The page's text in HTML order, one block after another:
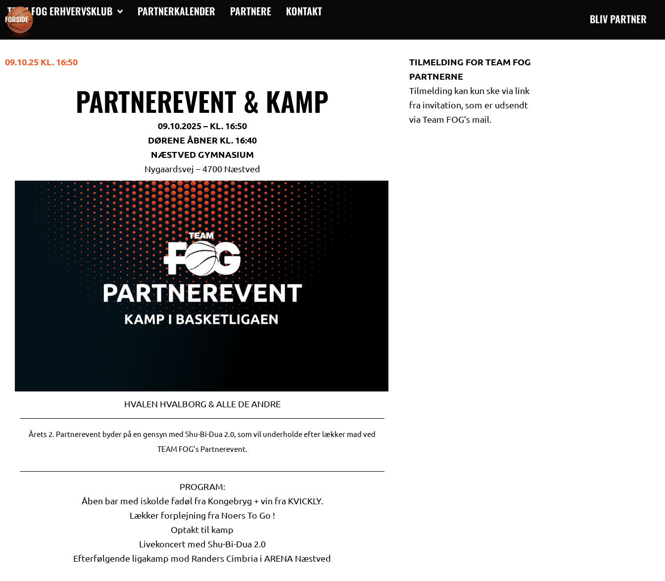
Gå
til
indholdet
FORSIDE
TEAM FOG ERHVERVSKLUB PARTNERKALENDER PARTNERE KONTAKT
BLIV PARTNER
09.10.25 KL. 16:50
PARTNEREVENT & KAMP
09.10.2025 – KL. 16:50
DØRENE ÅBNER KL. 16:40
NÆSTVED GYMNASIUM
Nygaardsvej – 4700 Næstved
HVALEN HVALBORG & ALLE DE ANDRE
Årets 2. Partnerevent byder på en gensyn med Shu-Bi-Dua 2.0, som vil underholde efter lækker mad ved
TEAM FOG’s Partnerevent.
PROGRAM:
Åben bar med iskolde fadøl fra Kongebryg + vin fra KVICKLY.
Lækker forplejning fra Noers To Go !
Optakt til kamp
Livekoncert med Shu-Bi-Dua 2.0
Efterfølgende ligakamp mod Randers Cimbria i ARENA Næstved
TILMELDING FOR TEAM FOG
PARTNERNE
Tilmelding kan kun ske via link
fra invitation, som er udsendt
via Team FOG’s mail.